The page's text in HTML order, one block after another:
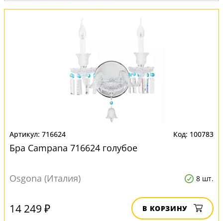
716624 100783
Бра Campana 716624 голубое
Osgona (Италия) 8 шт.
14 249 ₽ В КОРЗИНУ